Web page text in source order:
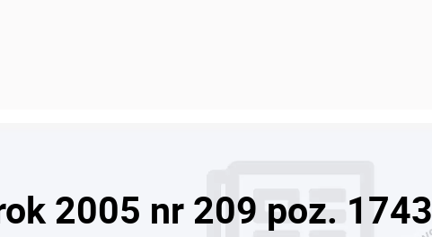
2005 nr 209 poz. 1743